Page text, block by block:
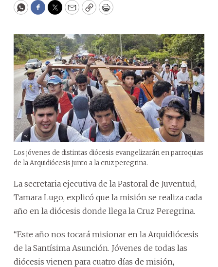
WhatsApp
Facebook
Twitter
EmailCopyPrint
Los jóvenes de distintas diócesis evangelizarán en parroquias
de la Arquidiócesis junto a la cruz peregrina.
La secretaria ejecutiva de la Pastoral de Juventud,
Tamara Lugo, explicó que la misión se realiza cada
año en la diócesis donde llega la Cruz Peregrina.
‘‘Este año nos tocará misionar en la Arquidiócesis
de la Santísima Asunción. Jóvenes de todas las
diócesis vienen para cuatro días de misión,